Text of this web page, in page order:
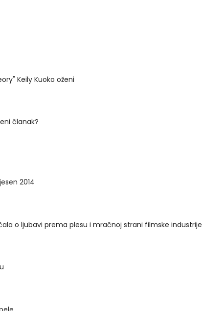
Keily Kuoko oženi
članak?
2014
o ljubavi prema plesu i mračnoj strani filmske industrije